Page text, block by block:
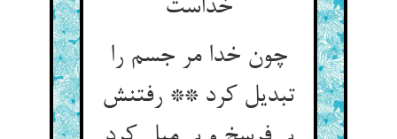
خداست
چون خدا مر جسم را
تبدیل کرد ** رفتنش